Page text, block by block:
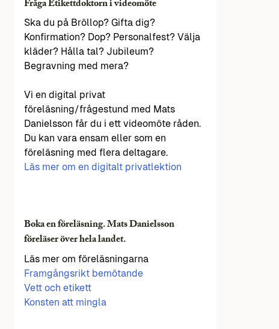
Fråga Etikettdoktorn i videomöte
Ska du på Bröllop? Gifta dig?
Konfirmation? Dop? Personalfest? Välja
kläder? Hålla tal? Jubileum?
Begravning med mera?
Vi en digital privat
föreläsning/frågestund med Mats
Danielsson får du i ett videomöte råden.
Du kan vara ensam eller som en
föreläsning med flera deltagare.
Läs mer om en digitalt privatlektion
Boka en föreläsning. Mats Danielsson
föreläser över hela landet.
Läs mer om föreläsningarna
Framgångsrikt bemötande
Vett och etikett
Konsten att mingla